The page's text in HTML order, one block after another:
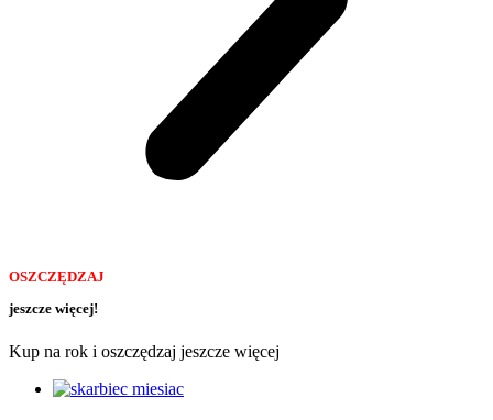
OSZCZĘDZAJ
jeszcze więcej!
Kup na rok i oszczędzaj jeszcze więcej